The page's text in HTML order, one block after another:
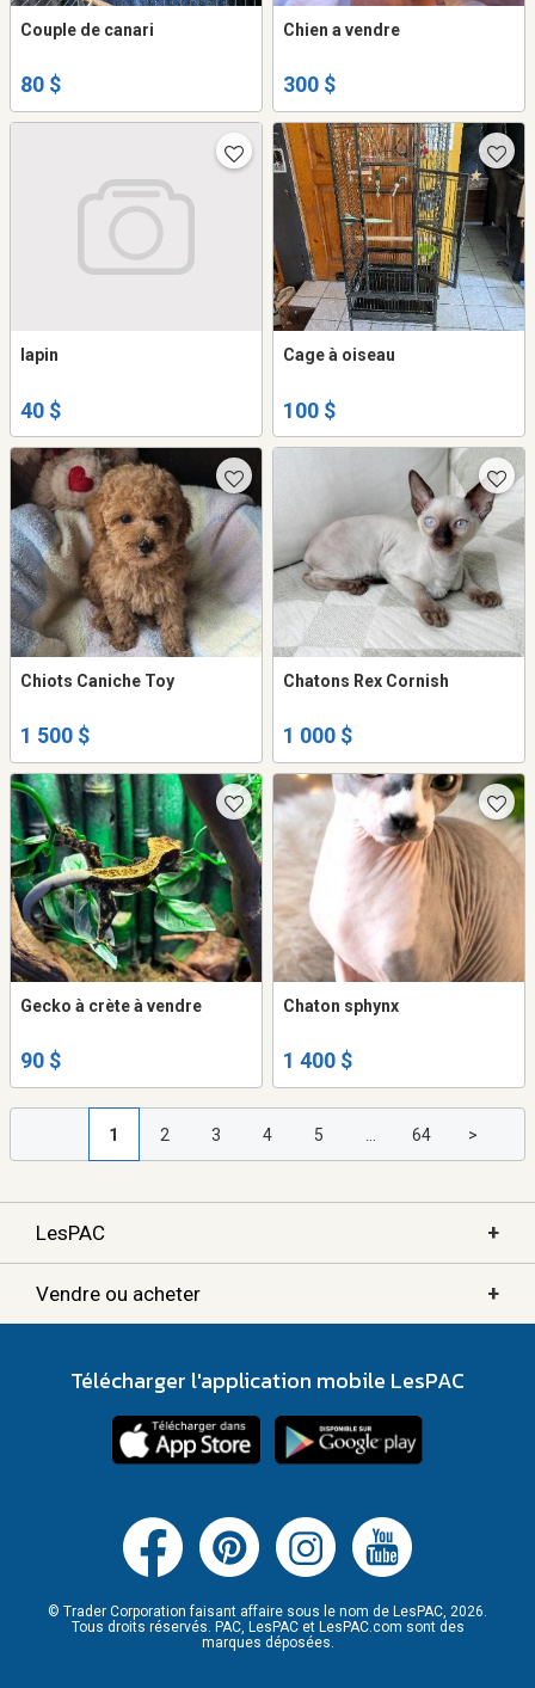
Couple de canari
80 $
Chien a vendre
300 $
lapin
40 $
Cage à oiseau
100 $
Chiots Caniche Toy
1 500 $
Chatons Rex Cornish
1 000 $
Gecko à crète à vendre
90 $
Chaton sphynx
1 400 $
1 2 3 4 5 64 >
LesPAC +
Vendre ou acheter +
Télécharger l'application mobile LesPAC
© Trader Corporation faisant affaire sous le nom de LesPAC, 2026.
Tous droits réservés. PAC, LesPAC et LesPAC.com sont des
marques déposées.